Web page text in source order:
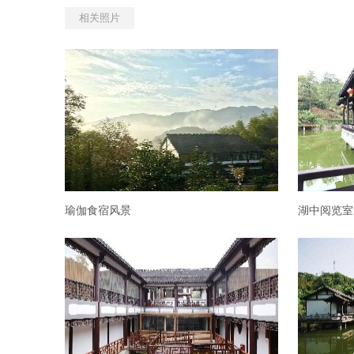
相关照片
瑜伽食宿风景 湖中阅览室